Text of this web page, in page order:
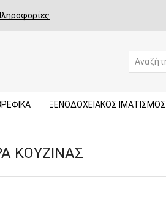
ΞΕΝΟΔΟΧΕΙΑΚΌΣ ΙΜΑΤΙΣΜΌΣ
ΚΟΥΖΊΝΑΣ